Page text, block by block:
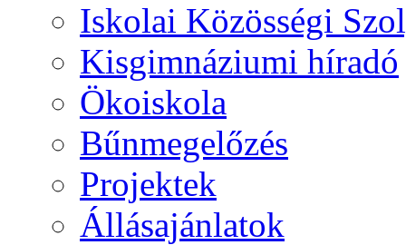
Iskolai Közösségi
Kisgimnáziumi híradó
Ökoiskola
Bűnmegelőzés
Projektek
Állásajánlatok